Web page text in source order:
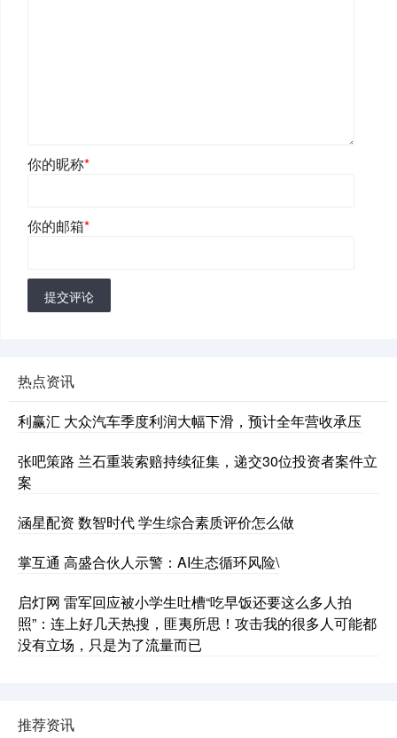
你的昵称*
你的邮箱*
提交评论
热点资讯
利赢汇 大众汽车季度利润大幅下滑，预计全年营收承压
张吧策路 兰石重装索赔持续征集，递交30位投资者案件立
案
涵星配资 数智时代 学生综合素质评价怎么做
掌互通 高盛合伙人示警：AI生态循环风险\
启灯网 雷军回应被小学生吐槽“吃早饭还要这么多人拍
照”：连上好几天热搜，匪夷所思！攻击我的很多人可能都
没有立场，只是为了流量而已
推荐资讯